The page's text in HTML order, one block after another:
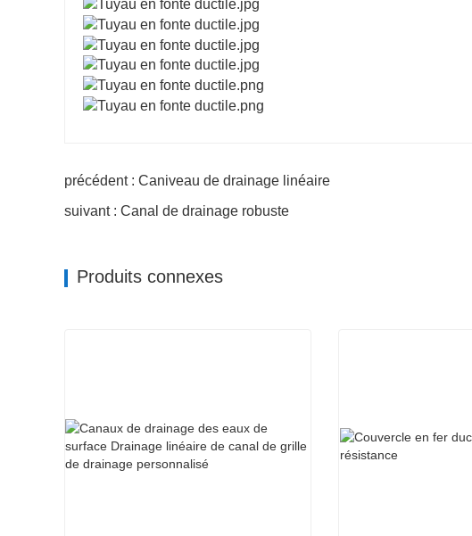
précédent : Caniveau de drainage linéaire
suivant : Canal de drainage robuste
Produits connexes